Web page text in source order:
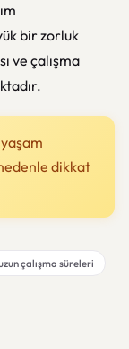
bir zorluk
ve çalışma
dikkat
çalışma süreleri